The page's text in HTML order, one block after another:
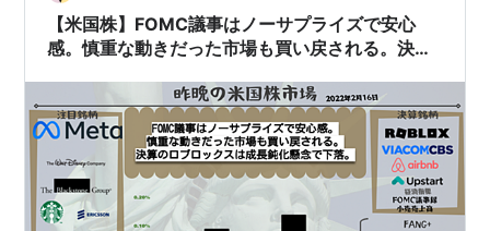
【米国株】FOMC議事はノーサプライズで安心
感。慎重な動きだった市場も買い戻される。決算